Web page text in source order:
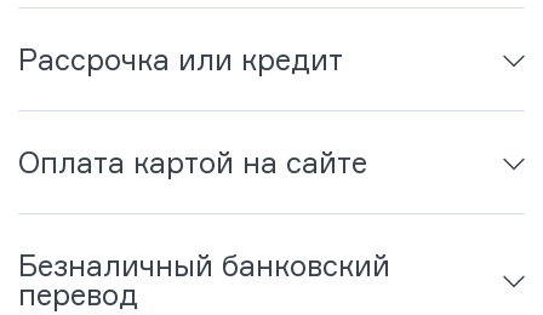
Рассрочка или кредит
Оплата картой на сайте
Безналичный банковский
перевод